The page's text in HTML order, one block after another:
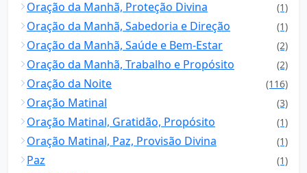
Oração da Manhã, Proteção Divina (1)
Oração da Manhã, Sabedoria e Direção (1)
Oração da Manhã, Saúde e Bem-Estar (2)
Oração da Manhã, Trabalho e Propósito (2)
Oração da Noite (116)
Oração Matinal (3)
Oração Matinal, Gratidão, Propósito (1)
Oração Matinal, Paz, Provisão Divina (1)
Paz (1)